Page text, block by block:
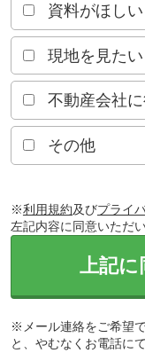
資料がほしい
現地を見たい
不動産会社
その他
※利用規約及びプライ
左記内容に同意いただ
上記に
※メール連絡をご希望
と、やむなくお電話に